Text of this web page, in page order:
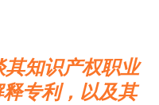
知识产权职业
专利，以及其